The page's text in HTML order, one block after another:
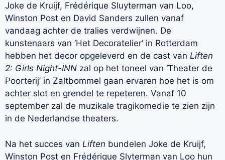
Joke de Kruijf, Frédérique Sluyterman van Loo,
Winston Post en David Sanders zullen vanaf
vandaag achter de tralies verdwijnen. De
kunstenaars van ‘Het Decoratelier’ in Rotterdam
hebben het decor opgeleverd en de cast van Liften
2: Girls Night-INN zal op het toneel van ‘Theater de
Poorterij’ in Zaltbommel gaan ervaren hoe het is om
achter slot en grendel te repeteren. Vanaf 10
september zal de muzikale tragikomedie te zien zijn
in de Nederlandse theaters.
Na het succes van Liften bundelen Joke de Kruijf,
Winston Post en Frédérique Slyterman van Loo hun